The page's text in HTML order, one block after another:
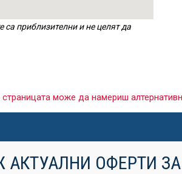
приблизителни и не целят да
може да намериш
АКТУАЛНИ ОФЕРТИ